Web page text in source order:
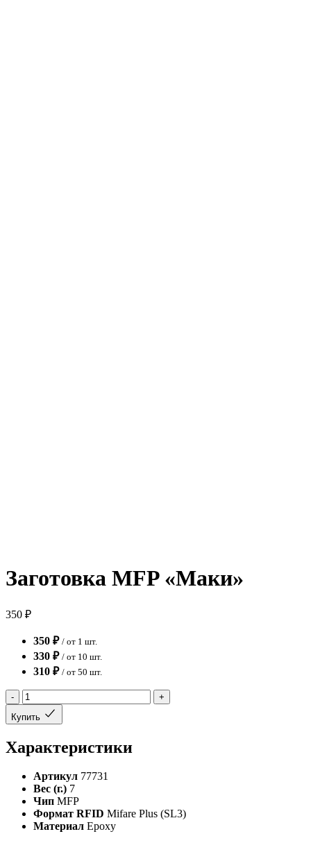
Заготовка MFP «Маки»
350 ₽
350 ₽ / от 1 шт.
330 ₽ / от 10 шт.
310 ₽ / от 50 шт.
-
+
Купить
Характеристики
Артикул 77731
Вес (г.) 7
Чип MFP
Формат RFID Mifare Plus (SL3)
Материал Epoxy